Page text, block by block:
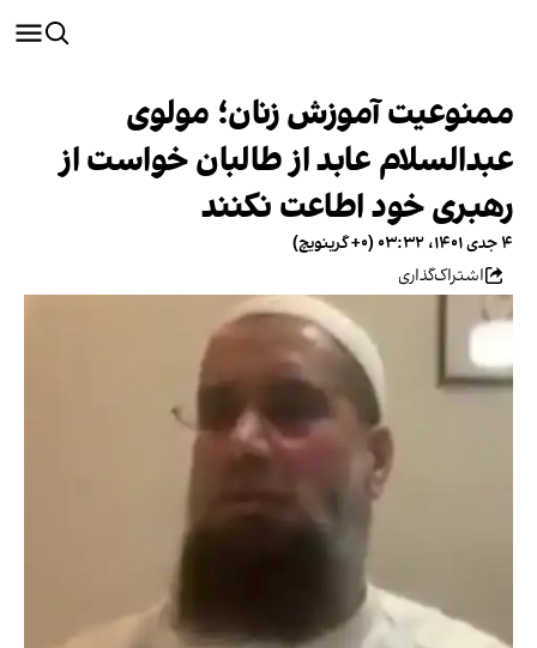
ممنوعیت آموزش زنان؛ مولوی
عبدالسلام عابد از طالبان خواست از
رهبری خود اطاعت نکنند
۴ جدی ۱۴۰۱، ۰۳:۳۲ (‎+۰ گرینویچ)
اشتراک‌گذاری